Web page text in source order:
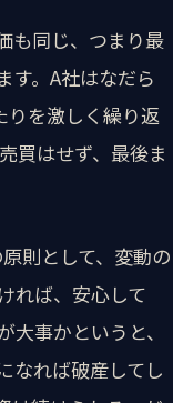
も同じ、つまり最
す。A社はなだら
りを激しく繰り返
買はせず、最後ま
則として、変動の
れば、安心して
大事かというと、
なれば破産してし